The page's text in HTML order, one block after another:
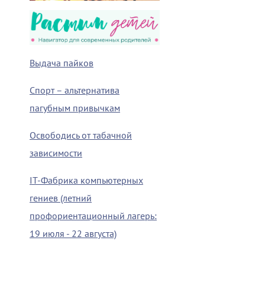
Выдача пайков
Спорт – альтернатива
пагубным привычкам
Освободись от табачной
зависимости
IT-Фабрика компьютерных
гениев (летний
профориентационный лагерь:
19 июля - 22 августа)